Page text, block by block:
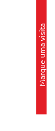
Marque uma visita